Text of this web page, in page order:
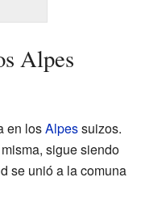
Alpes
en losAlpessuizos.
sigue siendo
se unió a la comuna